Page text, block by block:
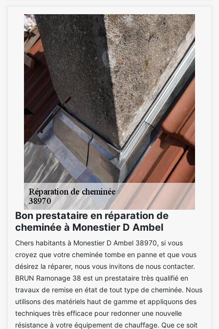
Bon prestataire en réparation de
cheminée à Monestier D Ambel
Chers habitants à Monestier D Ambel 38970, si vous
croyez que votre cheminée tombe en panne et que vous
désirez la réparer, nous vous invitons de nous contacter.
BRUN Ramonage 38 est un prestataire très qualifié en
travaux de remise en état de tout type de cheminée. Nous
utilisons des matériels haut de gamme et appliquons des
techniques très efficace pour redonner une nouvelle
résistance à votre équipement de chauffage. Que ce soit